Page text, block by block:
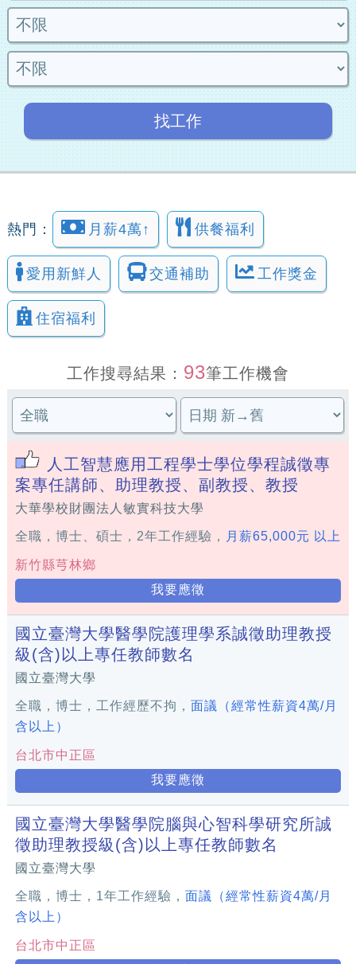
找工作
熱門： 月薪4萬↑ 供餐福利
愛用新鮮人 交通補助 工作獎金
住宿福利
工作搜尋結果： 93筆工作機會
人工智慧應用工程學士學位學程誠徵專
案專任講師、助理教授、副教授、教授
大華學校財團法人敏實科技大學
全職，博士、碩士，2年工作經驗， 月薪65,000元 以上
新竹縣芎林鄉
我要應徵
國立臺灣大學醫學院護理學系誠徵助理教授
級(含)以上專任教師數名
國立臺灣大學
全職，博士，工作經歷不拘， 面議（經常性薪資4萬/月
含以上）
台北市中正區
我要應徵
國立臺灣大學醫學院腦與心智科學研究所誠
徵助理教授級(含)以上專任教師數名
國立臺灣大學
全職，博士，1年工作經驗， 面議（經常性薪資4萬/月
含以上）
台北市中正區